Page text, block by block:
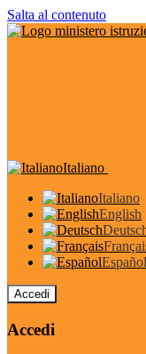
Salta al contenuto
Italiano
Italiano
English
Español
Accedi
Accedi